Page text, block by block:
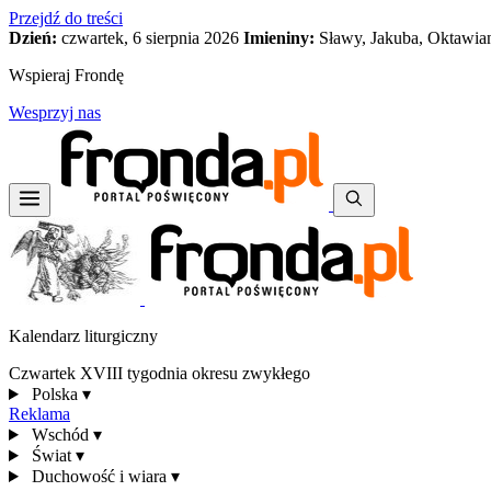
Przejdź do treści
Dzień: czwartek, 6 sierpnia 2026 Imieniny: Sławy, Jakuba,
Wspieraj Frondę
Wesprzyj nas
Kalendarz liturgiczny
Czwartek XVIII tygodnia okresu zwykłego
Polska ▾
Reklama
Wschód ▾
Świat ▾
Duchowość i wiara ▾